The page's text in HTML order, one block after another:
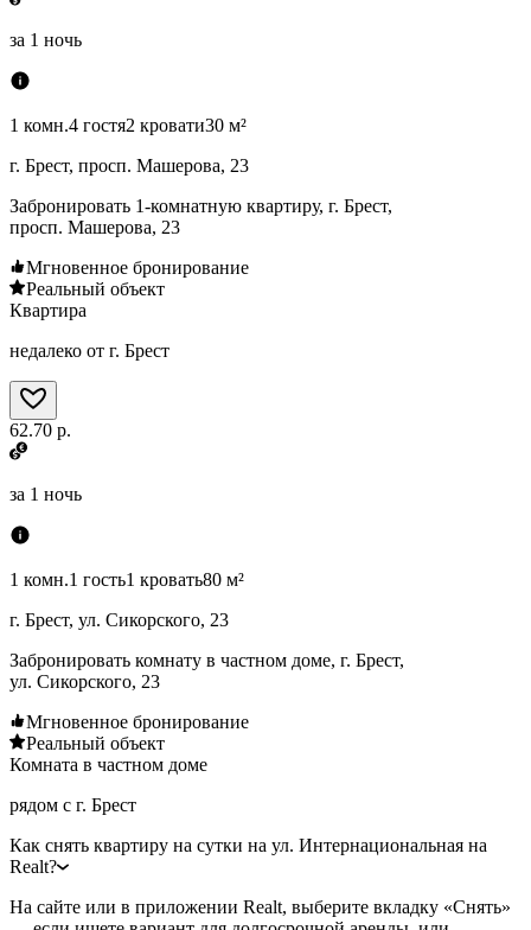
за 1 ночь
1 комн.4 гостя2 кровати30 м²
г. Брест, просп. Машерова, 23
Забронировать 1-комнатную квартиру, г. Брест,
просп. Машерова, 23
Мгновенное бронирование
Реальный объект
Квартира
недалеко от г. Брест
62.70 р.
за 1 ночь
1 комн.1 гость1 кровать80 м²
г. Брест, ул. Сикорского, 23
Забронировать комнату в частном доме, г. Брест,
ул. Сикорского, 23
Мгновенное бронирование
Реальный объект
Комната в частном доме
рядом с г. Брест
Как снять квартиру на сутки на ул. Интернациональная на
Realt?
На сайте или в приложении Realt, выберите вкладку «Снять»